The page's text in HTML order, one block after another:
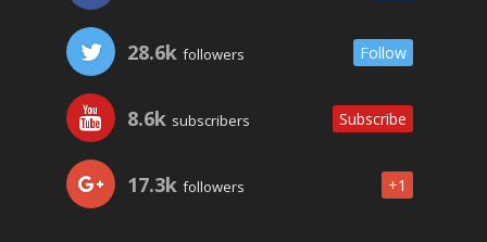
28.6k followers Follow
8.6k subscribers Subscribe
17.3k followers +1